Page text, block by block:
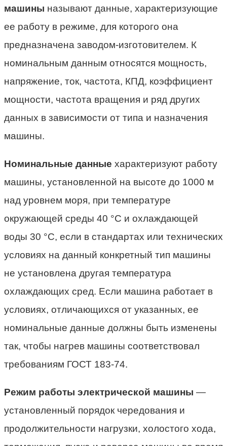
машины называют данные, характеризующие
ее работу в режиме, для которого она
предназначена заводом-изготовителем. К
номинальным данным относятся мощность,
напряжение, ток, частота, КПД, коэффициент
мощности, частота вращения и ряд других
данных в зависимости от типа и назначения
машины.
Номинальные данные характеризуют работу
машины, установленной на высоте до 1000 м
над уровнем моря, при температуре
окружающей среды 40 °С и охлаждающей
воды 30 °С, если в стандартах или технических
условиях на данный конкретный тип машины
не установлена другая температура
охлаждающих сред. Если машина работает в
условиях, отличающихся от указанных, ее
номинальные данные должны быть изменены
так, чтобы нагрев машины соответствовал
требованиям ГОСТ 183-74.
Режим работы электрической машины —
установленный порядок чередования и
продолжительности нагрузки, холостого хода,